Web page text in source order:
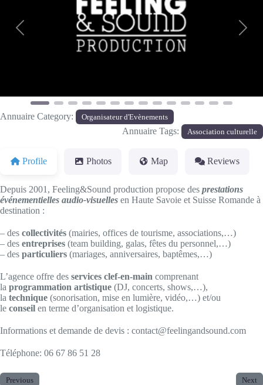
Previous Next
Annuaire Category: Organisateur d'Evènements
Annuaire Tags: Association culturelle
Profile Photos Map Reviews
Depuis 2001, Feeling&Sound production propose des prestations
événementielles audio-visuelles en Haute Savoie et Suisse Romande à
destination :
– des collectivités (mairies, offices de tourisme, associations,…)
– des entreprises (team building, galas, fêtes du personnel,…)
– des particuliers (mariages, anniversaires, baptêmes,…)
L’agence offre des services clef-en-main comprenant
la programmation artistique (DJ, concerts, shows,…),
la technique (sonorisation, mise en lumière, vidéo,…) et/ou
le conseil en terme d’organisation et logistique.
Informations et demande de devis : contact@feelingandsound.com
Téléphone: 06 67 86 51 28
Previous Next